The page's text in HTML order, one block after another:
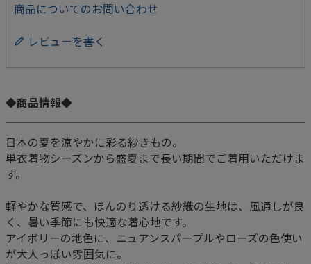
商品についてのお問い合わせ
レビューを書く
◆商品情報◆
日本の夏を涼やかに彩る紗きもの。
単衣着物シーズンから盛夏まで長い期間でご着用いただけま
す。
軽やかな質感で、ほんのり透ける紗織の生地は、風通しが良
く、暑い季節にも快適な着心地です。
アイボリーの地色に、ニュアンスパープルやローズの色使い
が大人っぽい雰囲気に。